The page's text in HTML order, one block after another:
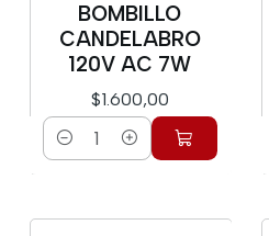
BOMBILLO
CANDELABRO
120V AC 7W
$1.600,00
Cantidad